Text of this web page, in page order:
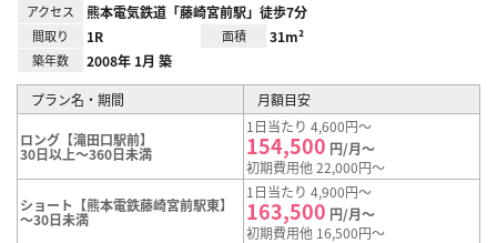
アクセス 熊本電気鉄道「藤崎宮前駅」徒歩7分
間取り 1R 面積 31m²
築年数 2008年 1月 築
プラン名・期間 月額目安
ロング【滝田口駅前】
30日以上～360日未満
1日当たり 4,600円～
154,500 円/月～
初期費用他 22,000円～
ショート【熊本電鉄藤崎宮前駅東】
～30日未満
1日当たり 4,900円～
163,500 円/月～
初期費用他 16,500円～